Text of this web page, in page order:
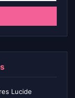
Lucide